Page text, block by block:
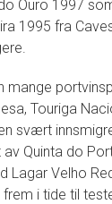
Ouro 1997
1995 fra
mange
Touriga
svært
Quinta do
Velho
i tide til